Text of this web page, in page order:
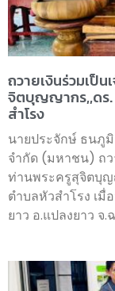
ถวายเงินร่วมเป็
จิตบุญญากร,,ดร.
สำโรง
นายประจักษ์ ธนภู
จำกัด (มหาชน) ถว
ท่านพระครูสุจิตบุญ
ตำบลหัวสำโรง เมื่
ยาว อ.แปลงยาว จ.